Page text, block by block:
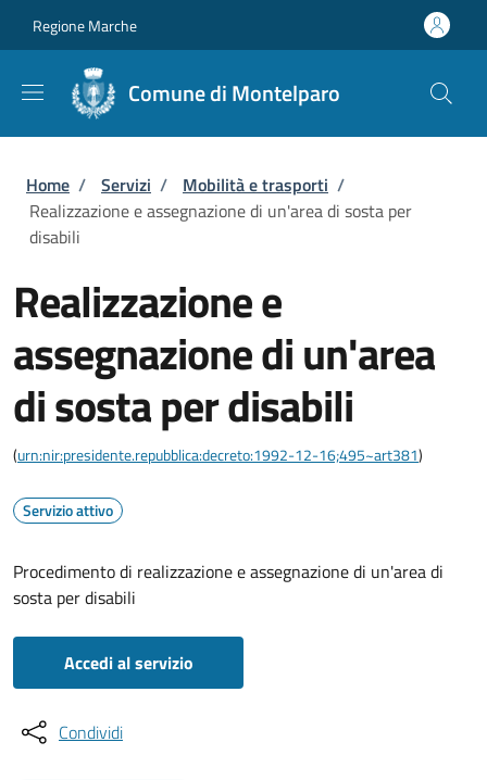
Regione Marche
Comune di Montelparo
Briciole di pane
Home / Servizi / Mobilità e trasporti /
Realizzazione e assegnazione di un'area di sosta per
disabili
Realizzazione e
assegnazione di un'area
di sosta per disabili
(urn:nir:presidente.repubblica:decreto:1992-12-16;495~art381)
Servizio attivo
Procedimento di realizzazione e assegnazione di un'area di
sosta per disabili
Accedi al servizio
Condividi